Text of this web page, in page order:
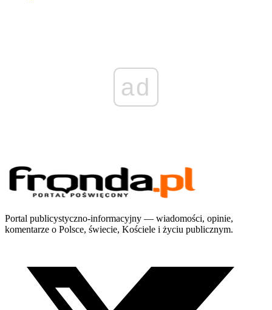
ad
Portal publicystyczno-informacyjny — wiadomości, opinie,
komentarze o Polsce, świecie, Kościele i życiu publicznym.